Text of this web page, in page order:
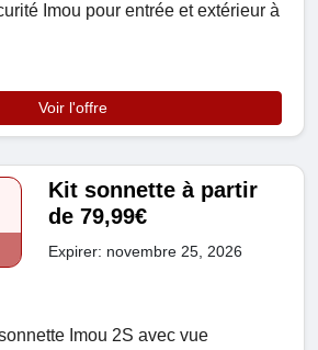
Imou pour entrée et extérieur à
Voir l'offre
Kit sonnette à partir
de 79,99€
Expirer: novembre 25, 2026
Imou 2S avec vue